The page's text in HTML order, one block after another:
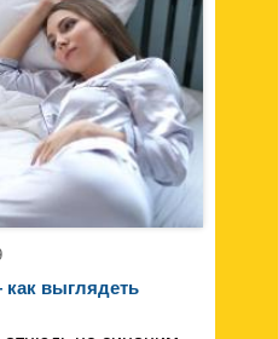
выглядеть